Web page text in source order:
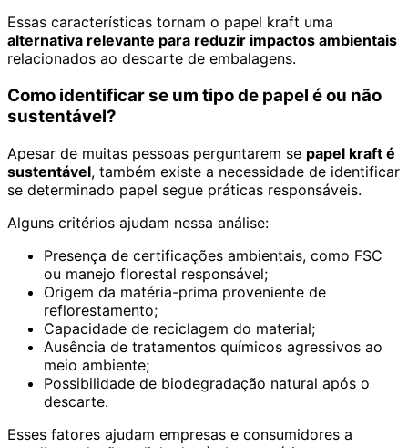
Essas características tornam o papel kraft uma
alternativa relevante para reduzir impactos ambientais
relacionados ao descarte de embalagens.
Como identificar se um tipo de papel é ou não
sustentável?
Apesar de muitas pessoas perguntarem se papel kraft é
sustentável, também existe a necessidade de identificar
se determinado papel segue práticas responsáveis.
Alguns critérios ajudam nessa análise:
Presença de certificações ambientais, como FSC
ou manejo florestal responsável;
Origem da matéria-prima proveniente de
reflorestamento;
Capacidade de reciclagem do material;
Ausência de tratamentos químicos agressivos ao
meio ambiente;
Possibilidade de biodegradação natural após o
descarte.
Esses fatores ajudam empresas e consumidores a